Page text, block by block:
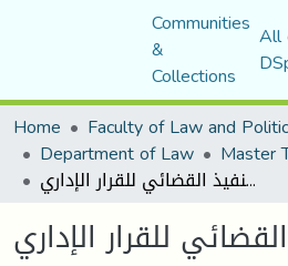
Communities
&
Collections
All
Home
Department of Law Master
التنفيذ القضائي للقرار الإداري
للقرار الإداري